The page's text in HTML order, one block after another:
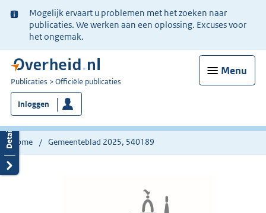
Ter
informatie:
Mogelijk ervaart u problemen met het zoeken naar
publicaties. We werken aan een oplossing. Excuses voor
het ongemak.
Menu
U
bent
nu
hier:
Publicaties Officiële publicaties
Inloggen
Home Gemeenteblad 2025, 540189